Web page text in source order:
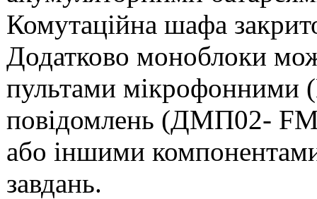
Комутаційна шафа
Додатково моноблоки
пультами мікрофонними
повідомлень (ДМП02-
або іншими
завдань.